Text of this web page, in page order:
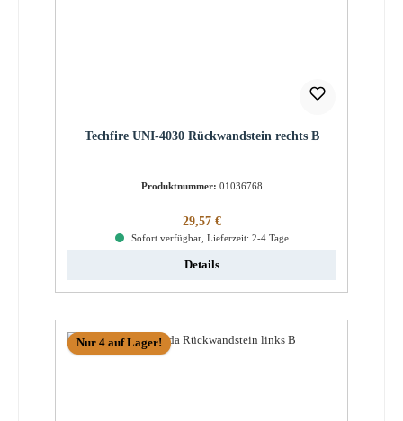
Techfire UNI-4030 Rückwandstein rechts B
Produktnummer: 01036768
Regulärer Preis:
29,57 €
Sofort verfügbar, Lieferzeit: 2-4 Tage
Details
Nur 4 auf Lager!